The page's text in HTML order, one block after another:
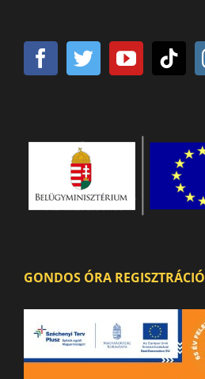
GONDOS ÓRA REGISZTRÁCIÓ